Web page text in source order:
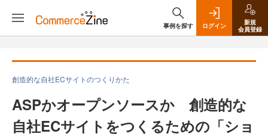
事例を探す ログイン
新規
会員登録
創造的な自社ECサイトのつくりかた
ASPかオープンソースか 創造的な
自社ECサイトをつくるための「ショ